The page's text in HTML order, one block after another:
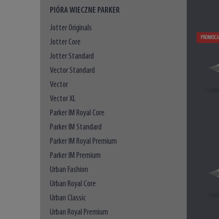
PIÓRA WIECZNE PARKER
Jotter Originals
Jotter Core
Jotter Standard
Vector Standard
Vector
Vector XL
Parker IM Royal Core
Parker IM Standard
Parker IM Royal Premium
Parker IM Premium
Urban Fashion
Urban Royal Core
Urban Classic
Urban Royal Premium